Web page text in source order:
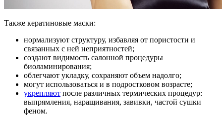
Также кератиновые маски:
нормализуют структуру, избавляя от пористости и
связанных с ней неприятностей;
создают видимость салонной процедуры
биоламинирования;
облегчают укладку, сохраняют объем надолго;
могут использоваться и в подростковом возрасте;
укрепляют после различных термических процедур:
выпрямления, наращивания, завивки, частой сушки
феном.